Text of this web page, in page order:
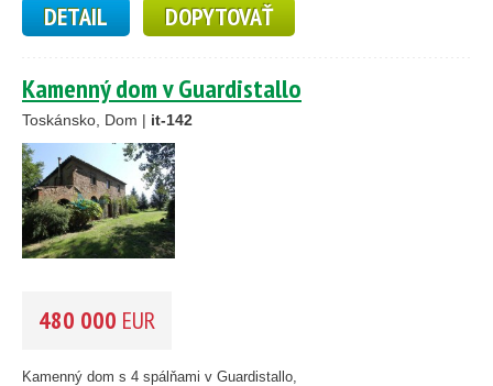
DETAIL DOPYTOVAŤ
Kamenný dom v Guardistallo
Toskánsko, Dom | it-142
480 000 EUR
Kamenný dom s 4 spálňami v Guardistallo,